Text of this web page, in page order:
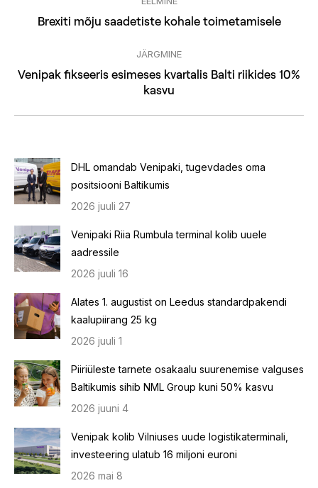
Previous
Brexiti mõju saadetiste kohale toimetamisele
JÄRGMINE
Next
post:
Venipak fikseeris esimeses kvartalis Balti riikides 10%
kasvu
DHL omandab Venipaki, tugevdades oma
positsiooni Baltikumis
2026 juuli 27
Venipaki Riia Rumbula terminal kolib uuele
aadressile
2026 juuli 16
Alates 1. augustist on Leedus standardpakendi
kaalupiirang 25 kg
2026 juuli 1
Piiriüleste tarnete osakaalu suurenemise valguses
Baltikumis sihib NML Group kuni 50% kasvu
2026 juuni 4
Venipak kolib Vilniuses uude logistikaterminali,
investeering ulatub 16 miljoni euroni
2026 mai 8